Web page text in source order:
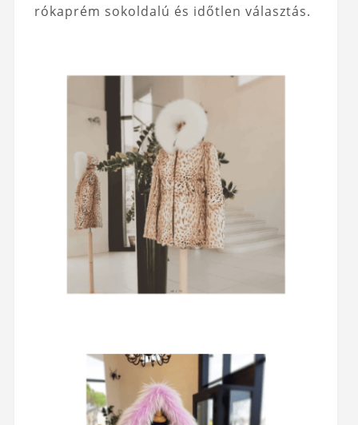
rókaprém sokoldalú és időtlen választás.